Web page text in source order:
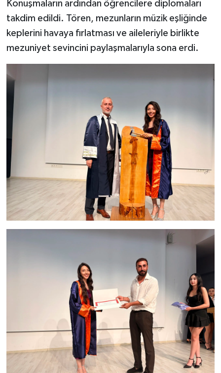
Konuşmaların ardından öğrencilere diplomaları
takdim edildi. Tören, mezunların müzik eşliğinde
keplerini havaya fırlatması ve aileleriyle birlikte
mezuniyet sevincini paylaşmalarıyla sona erdi.